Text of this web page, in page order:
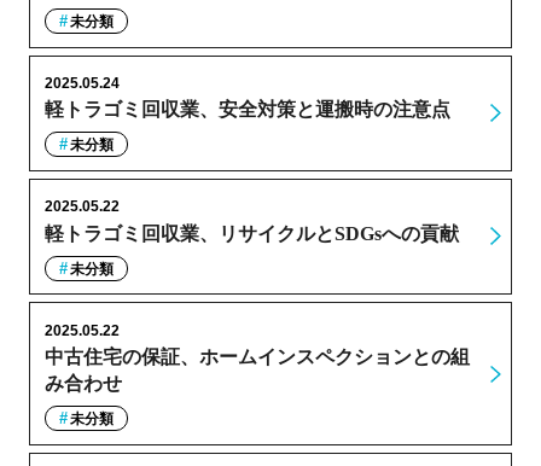
未分類
軽トラゴミ回収業、安全対策と運搬時の注意点
2025.05.24
未分類
軽トラゴミ回収業、リサイクルとSDGsへの貢献
2025.05.22
未分類
中古住宅の保証、ホームインスペクションとの組
み合わせ
2025.05.22
未分類